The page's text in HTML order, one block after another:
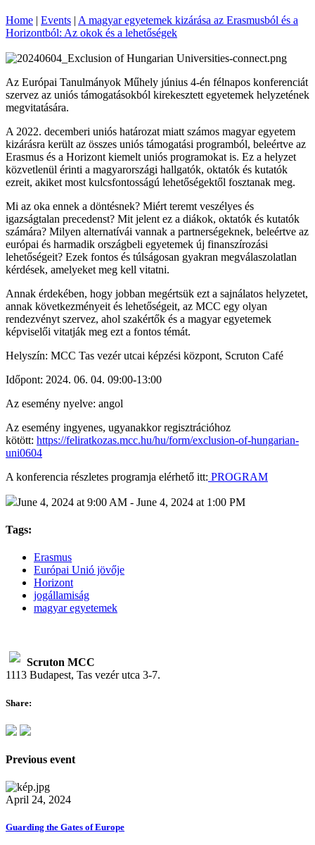
Home | Events | A magyar egyetemek kizárása az Erasmusból és a
Horizontból: Az okok és a lehetőségek
Az Európai Tanulmányok Műhely június 4-én félnapos konferenciát
szervez az uniós támogatásokból kirekesztett egyetemek helyzetének
megvitatására.
A 2022. decemberi uniós határozat miatt számos magyar egyetem
kizárásra került az összes uniós támogatási programból, beleértve az
Erasmus és a Horizont kiemelt uniós programokat is. Ez a helyzet
közvetlenül érinti a magyarországi hallgatók, oktatók és kutatók
ezreit, akiket most kulcsfontosságú lehetőségektől fosztanak meg.
Mi az oka ennek a döntésnek? Miért teremt veszélyes és
igazságtalan precedenst? Mit jelent ez a diákok, oktatók és kutatók
számára? Milyen alternatívái vannak a partnerségeknek, beleértve az
európai és harmadik országbeli egyetemek új finanszírozási
lehetőségeit? Ezek fontos és túlságosan gyakran megválaszolatlan
kérdések, amelyeket meg kell vitatni.
Annak érdekében, hogy jobban megértsük ezt a sajnálatos helyzetet,
annak következményeit és lehetőségeit, az MCC egy olyan
rendezvényt szervez, ahol szakértők és a magyar egyetemek
képviselői vitatják meg ezt a fontos témát.
Helyszín: MCC Tas vezér utcai képzési központ, Scruton Café
Időpont: 2024. 06. 04. 09:00-13:00
Az esemény nyelve: angol
Az esemény ingyenes, ugyanakkor regisztrációhoz
kötött: https://feliratkozas.mcc.hu/hu/form/exclusion-of-hungarian-
uni0604
A konferencia részletes programja elérhető itt: PROGRAM
June 4, 2024 at 9:00 AM - June 4, 2024 at 1:00 PM
Tags:
Erasmus
Európai Unió jövője
Horizont
jogállamiság
magyar egyetemek
Scruton MCC
1113 Budapest, Tas vezér utca 3-7.
Share:
Previous event
April 24, 2024
Guarding the Gates of Europe